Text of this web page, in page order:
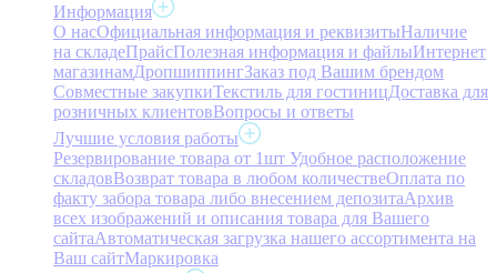
Информация
О насОфициальная информация и реквизитыНаличие
на складеПрайсПолезная информация и файлыИнтернет
магазинамДропшиппингЗаказ под Вашим брендом
Совместные закупкиТекстиль для гостиницДоставка для
розничных клиентовВопросы и ответы
Лучшие условия работы
Резервирование товара от 1шт Удобное расположение
складовВозврат товара в любом количествеОплата по
факту забора товара либо внесением депозитаАрхив
всех изображений и описания товара для Вашего
сайтаАвтоматическая загрузка нашего ассортимента на
Ваш сайтМаркировка